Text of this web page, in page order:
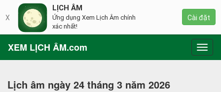
XEM LỊCH ÂM.com
Lịch âm ngày 24 tháng 3 năm 2026
X
LỊCH ÂM
Ứng dụng Xem Lịch Âm chính
xác nhất!
Cài đặt